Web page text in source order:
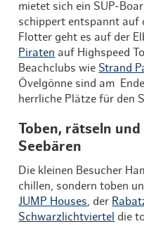
mietet sich ein SUP-
schippert entspannt auf
Flotter geht es auf der
Piraten auf Highspeed
Beachclubs wie Strand
Övelgönne sind am
herrliche Plätze für den
Toben, rätseln
Seebären
Die kleinen Besucher
chillen, sondern toben
JUMP Houses , der
Schwarzlichtviertel die